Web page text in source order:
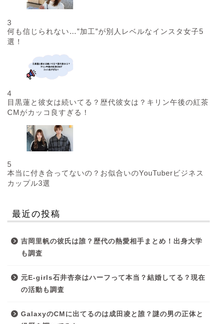
3
何も信じられない…”加工”が別人レベルなインスタ女子5
選！
4
目黒蓮と彼女は続いてる？歴代彼女は？キリン午後の紅茶
CMがカッコ良すぎる！
5
本当に付き合ってないの？お似合いのYouTuberビジネス
カップル3選
最近の投稿
吉岡里帆の彼氏は誰？歴代の熱愛相手まとめ！出身大学
も調査
元E-girls石井杏奈はハーフって本当？結婚してる？現在
の活動も調査
GalaxyのCMに出てるのは成田凌と誰？謎の男の正体と